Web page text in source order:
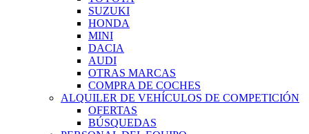
SUZUKI
HONDA
MINI
DACIA
AUDI
OTRAS MARCAS
COMPRA DE COCHES
ALQUILER DE VEHÍCULOS DE COMPETICIÓN
OFERTAS
BÚSQUEDAS